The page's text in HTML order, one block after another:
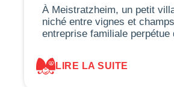
À Meistratzheim, un petit
niché entre vignes et
entreprise familiale
LIRE LA SUITE